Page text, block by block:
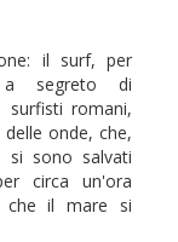
il surf, per
a segreto di
surfisti romani,
onde, che,
si sono salvati
circa un'ora
che il mare si